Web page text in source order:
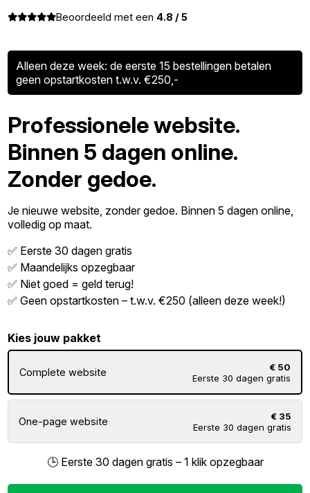
Beoordeeld met een 4.8 / 5
Alleen deze week: de eerste 15 bestellingen betalen
geen opstartkosten t.w.v. €250,-
Professionele website.
Binnen 5 dagen online.
Zonder gedoe.
Je nieuwe website, zonder gedoe. Binnen 5 dagen online,
volledig op maat.
✅ Eerste 30 dagen gratis
✅ Maandelijks opzegbaar
✅ Niet goed = geld terug!
✅ Geen opstartkosten – t.w.v. €250 (alleen deze week!)
Kies jouw pakket
Complete website
€ 50
Eerste 30 dagen gratis
One-page website
€ 35
Eerste 30 dagen gratis
🕒 Eerste 30 dagen gratis – 1 klik opzegbaar